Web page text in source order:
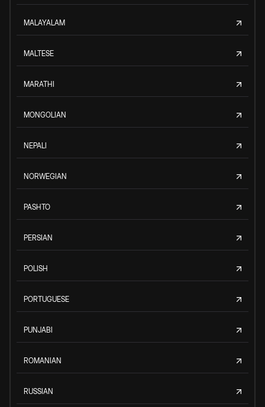
MALAYALAM
MALTESE
MARATHI
MONGOLIAN
NEPALI
NORWEGIAN
PASHTO
PERSIAN
POLISH
PORTUGUESE
PUNJABI
ROMANIAN
RUSSIAN